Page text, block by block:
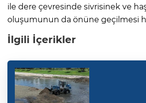
ile dere çevresinde sivrisinek ve
oluşumunun da önüne geçilmesi
İlgili İçerikler